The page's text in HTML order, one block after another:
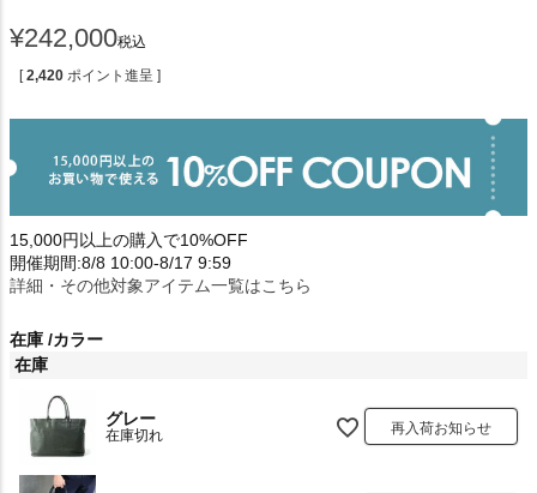
¥242,000税込
[ 2,420 ポイント進呈 ]
15,000円以上の購入で10%OFF
開催期間:8/8 10:00-8/17 9:59
詳細・その他対象アイテム一覧はこちら
在庫 カラー
在庫
グレー
在庫切れ 再入荷お知らせ